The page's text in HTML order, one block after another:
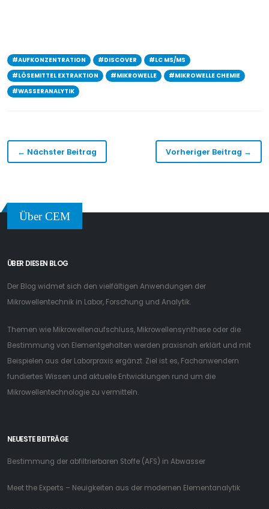
#AUFKONZENTRATION #DISCOVER
#LC MS/MS
#LÖSEMITTEL EXTRAKTION
#MIKROWELLE
#MIKROWELLE CHEMIE
#WASSERANALYTIK
← Nächster Beitrag Vorheriger Beitrag →
Über CEM
ÜBER DIESEN BLOG
Der Blog widmet sich den vielfältigen Anwendungen der
Mikrowellentechnik in Labor, Forschung und Analytik.
Themen wie Mikrowellenaufschluss, Mikrowellensynthese oder die
Bestimmung von Elementgehalten werden praxisnah erklärt und mit
Beispielen aus der Laborpraxis ergänzt. Ziel ist es, Fachanwendern
fundiertes Wissen und aktuelle Entwicklungen rund um die
Mikrowellentechnologie zu vermitteln.
NEUESTE BEITRÄGE
Bestimmung der abfiltrierbaren Stoffe (AFS) in Abwasser
Meet the Experts – Neuigkeiten aus der modernen Elementanalytik